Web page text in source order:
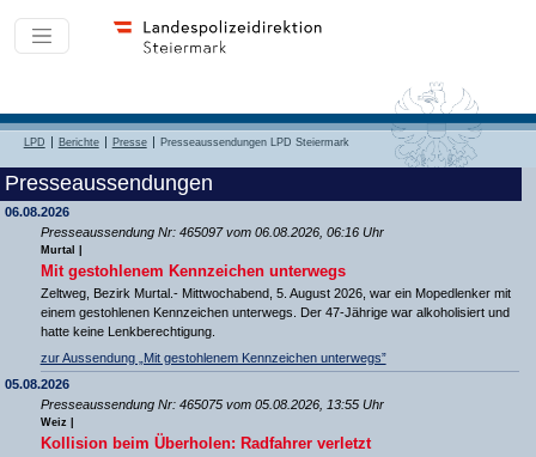
LPD Berichte Presse Presseaussendungen LPD Steiermark
Presseaussendungen
06.08.2026
Presseaussendung Nr: 465097 vom 06.08.2026, 06:16 Uhr
Murtal |
Mit gestohlenem Kennzeichen unterwegs
Zeltweg, Bezirk Murtal.- Mittwochabend, 5. August 2026, war ein Mopedlenker mit
einem gestohlenen Kennzeichen unterwegs. Der 47-Jährige war alkoholisiert und
hatte keine Lenkberechtigung.
zur Aussendung „Mit gestohlenem Kennzeichen unterwegs”
05.08.2026
Presseaussendung Nr: 465075 vom 05.08.2026, 13:55 Uhr
Weiz |
Kollision beim Überholen: Radfahrer verletzt